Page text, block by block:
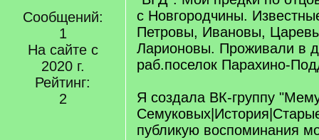
Сообщений:
1
На сайте с
2020 г.
Рейтинг:
2
с Новгородчины.
Петровы, Ивановы,
Ларионовы. Проживали в
раб.поселок Парахино-
Я создала ВК-группу
публикую воспоминания